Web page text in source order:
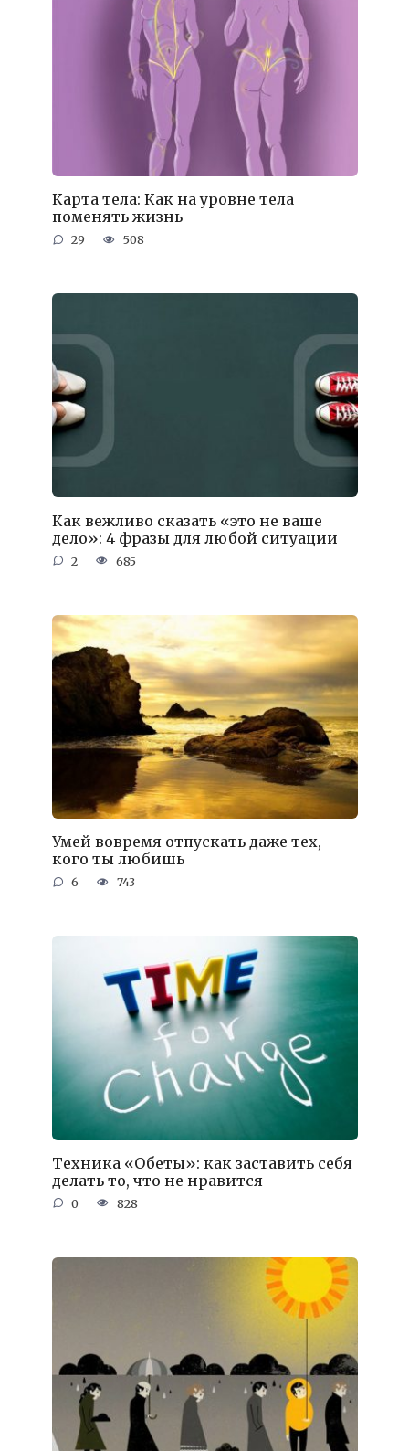
Карта тела: Как на уровне тела
поменять жизнь
29 508
Как вежливо сказать «это не ваше
дело»: 4 фразы для любой ситуации
2 685
Умей вовремя отпускать даже тех,
кого ты любишь
6 743
Техника «Обеты»: как заставить себя
делать то, что не нравится
0 828